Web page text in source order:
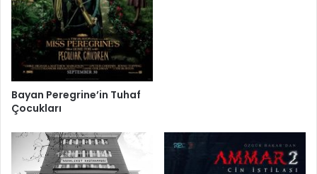
Bayan Peregrine’in Tuhaf
Çocukları